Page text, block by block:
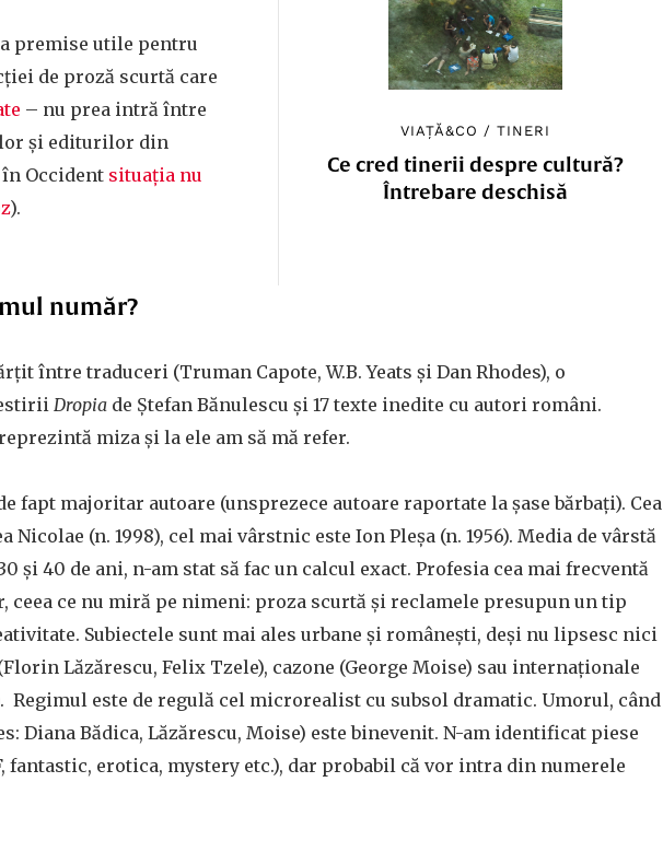
VIAȚĂ&CO /TINERI
Ce cred tinerii despre cultură?
Întrebare deschisă
premise utile pentru
de proză scurtă care
– nu prea intră între
și editurilor din
Occident situația nu
).
număr?
între traduceri (Truman Capote, W.B. Yeats și Dan Rhodes), o
Dropia de Ștefan Bănulescu și 17 texte inedite cu autori români.
miza și la ele am să mă refer.
fapt majoritar autoare (unsprezece autoare raportate la șase bărbați). Cea
Nicolae (n. 1998), cel mai vârstnic este Ion Pleșa (n. 1956). Media de vârstă
și 40 de ani, n-am stat să fac un calcul exact. Profesia cea mai frecventă
ceea ce nu miră pe nimeni: proza scurtă și reclamele presupun un tip
Subiectele sunt mai ales urbane și românești, deși nu lipsesc nici
Lăzărescu, Felix Tzele), cazone (George Moise) sau internaționale
Regimul este de regulă cel microrealist cu subsol dramatic. Umorul, când
Diana Bădica, Lăzărescu, Moise) este binevenit. N-am identificat piese
fantastic, erotica, mystery etc.), dar probabil că vor intra din numerele